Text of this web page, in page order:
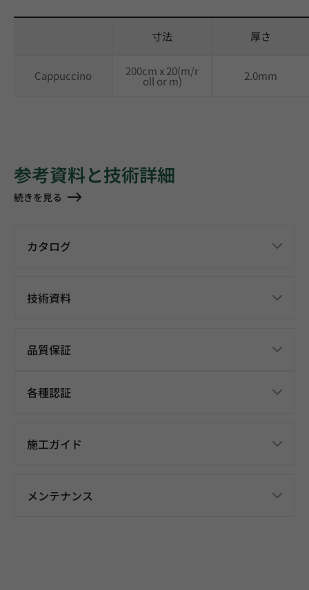
寸法 厚さ
Cappuccino 200cm x 20(m/r
oll or m) 2.0mm
参考資料と技術詳細
続きを見る
カタログ
技術資料
品質保証
各種認証
施工ガイド
メンテナンス